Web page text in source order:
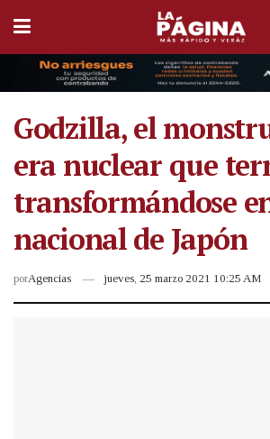
Godzilla, el
era nuclear que
transformándose
nacional de Japón
porAgencias jueves, 25 marzo 2021 10:25 AM